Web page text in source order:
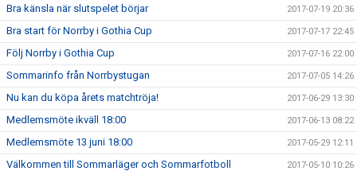
Bra känsla när slutspelet börjar 2017-07-19 20:36
Bra start för Norrby i Gothia Cup 2017-07-17 22:45
Följ Norrby i Gothia Cup 2017-07-16 22:00
Sommarinfo från Norrbystugan 2017-07-05 14:26
Nu kan du köpa årets matchtröja! 2017-06-29 13:30
Medlemsmöte ikväll 18:00 2017-06-13 08:22
Medlemsmöte 13 juni 18:00 2017-05-29 12:11
Välkommen till Sommarläger och Sommarfotboll 2017-05-10 10:26